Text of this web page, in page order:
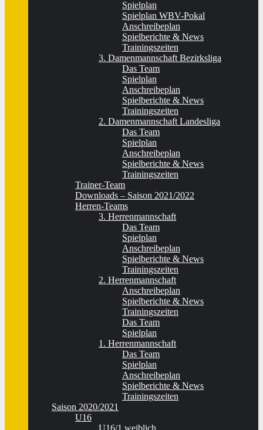
Spielplan
Spielplan WBV-Pokal
Anschreibeplan
Spielberichte & News
Trainingszeiten
3. Damenmannschaft Bezirksliga
Das Team
Spielplan
Anschreibeplan
Spielberichte & News
Trainingszeiten
2. Damenmannschaft Landesliga
Das Team
Spielplan
Anschreibeplan
Spielberichte & News
Trainingszeiten
Trainer-Team
Downloads – Saison 2021/2022
Herren-Teams
3. Herrenmannschaft
Das Team
Spielplan
Anschreibeplan
Spielberichte & News
Trainingszeiten
2. Herrenmannschaft
Anschreibeplan
Spielberichte & News
Trainingszeiten
Das Team
Spielplan
1. Herrenmannschaft
Das Team
Spielplan
Anschreibeplan
Spielberichte & News
Trainingszeiten
Saison 2020/2021
U16
U16/1 weiblich